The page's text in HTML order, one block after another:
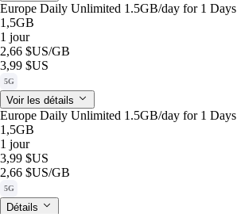
Europe Daily Unlimited 1.5GB/day for 1 Days
1,5GB
1 jour
2,66 $US/GB
3,99 $US
5G
Voir les détails
Europe Daily Unlimited 1.5GB/day for 1 Days
1,5GB
1 jour
3,99 $US
2,66 $US/GB
5G
Détails